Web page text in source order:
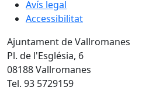
Avís legal
Accessibilitat
Ajuntament de Vallromanes
Pl. de l'Església, 6
08188 Vallromanes
Tel. 93 5729159